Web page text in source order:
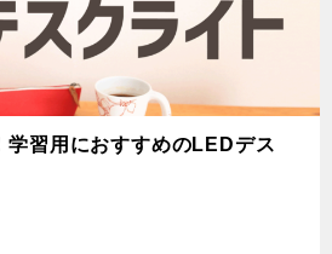
学習用におすすめのLEDデス